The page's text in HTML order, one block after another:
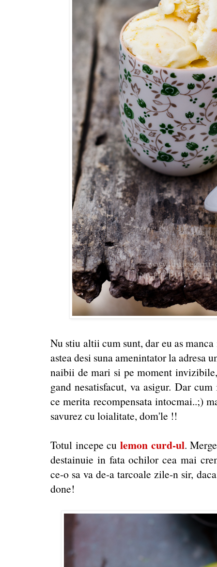
Nu stiu altii cum sunt, dar eu as
astea desi suna amenintator la adresa
naibii de mari si pe moment
gand nesatisfacut, va asigur. Dar
ce merita recompensata intocmai..;)
savurez cu loialitate, dom'le !!
Totul incepe culemon curd-ul.
destainuie in fata ochilor cea mai
ce-o sa va de-a tarcoale zile-n sir,
done!